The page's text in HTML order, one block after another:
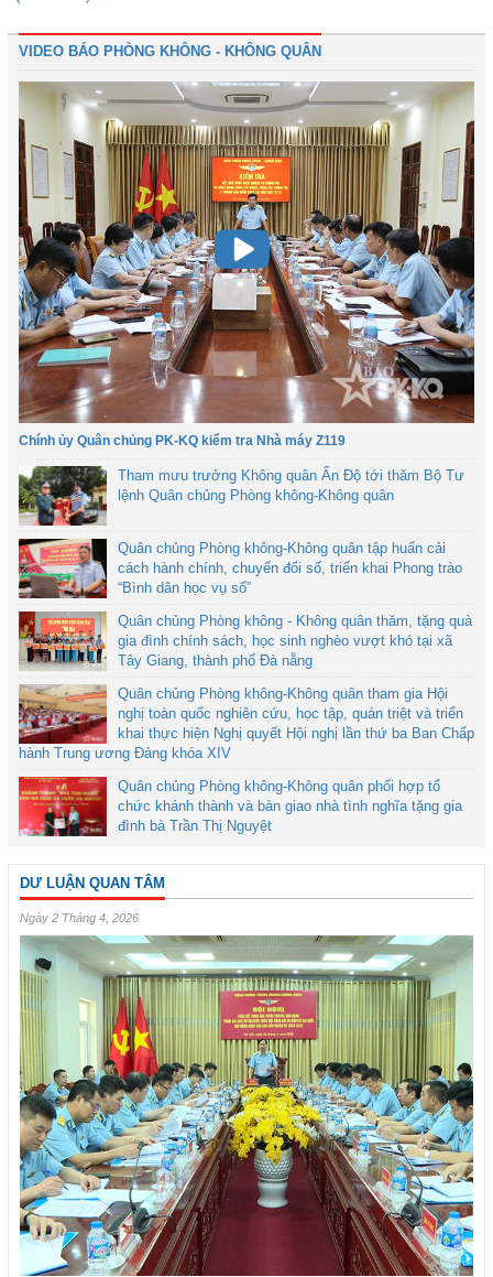
VIDEO BÁO PHÒNG KHÔNG - KHÔNG QUÂN
Chính ủy Quân chủng PK-KQ kiểm tra Nhà máy Z119
Tham mưu trưởng Không quân Ấn Độ tới thăm Bộ Tư
lệnh Quân chủng Phòng không-Không quân
Quân chủng Phòng không-Không quân tập huấn cải
cách hành chính, chuyển đổi số, triển khai Phong trào
“Bình dân học vụ số”
Quân chủng Phòng không - Không quân thăm, tặng quà
gia đình chính sách, học sinh nghèo vượt khó tại xã
Tây Giang, thành phố Đà nẵng
Quân chủng Phòng không-Không quân tham gia Hội
nghị toàn quốc nghiên cứu, học tập, quán triệt và triển
khai thực hiện Nghị quyết Hội nghị lần thứ ba Ban Chấp
hành Trung ương Đảng khóa XIV
Quân chủng Phòng không-Không quân phối hợp tổ
chức khánh thành và bàn giao nhà tình nghĩa tặng gia
đình bà Trần Thị Nguyệt
DƯ LUẬN QUAN TÂM
Ngày 2 Tháng 4, 2026